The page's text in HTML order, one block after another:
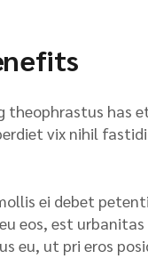
theophrastus has
vix nihil
ei debet
eos, est urbanitas
eu, ut pri eros